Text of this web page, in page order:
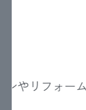
やリフォー